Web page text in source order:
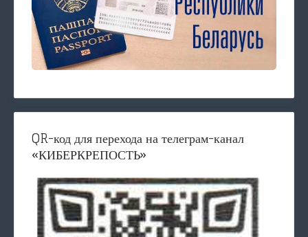
QR-код для перехода на телеграм-канал
«КИБЕРКРЕПОСТЬ»